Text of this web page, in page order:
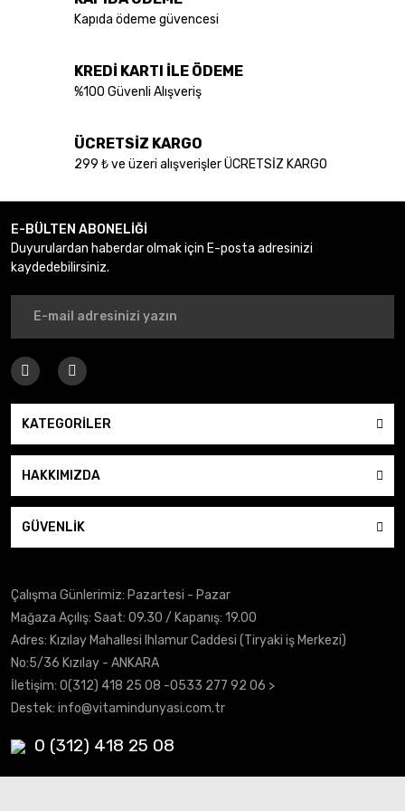
Gönder
Kapıda ödeme güvencesi
KREDİ KARTI İLE ÖDEME
%100 Güvenli Alışveriş
ÜCRETSİZ KARGO
299 ₺ ve üzeri alışverişler ÜCRETSİZ KARGO
E-BÜLTEN ABONELİĞİ
Duyurulardan haberdar olmak için E-posta adresinizi
kaydedebilirsiniz.
KATEGORİLER
HAKKIMIZDA
GÜVENLİK
Çalışma Günlerimiz: Pazartesi - Pazar
Mağaza Açılış: Saat: 09.30 / Kapanış: 19.00
Adres: Kızılay Mahallesi Ihlamur Caddesi (Tiryaki iş Merkezi)
No:5/36 Kızılay - ANKARA
İletişim: 0(312) 418 25 08 -0533 277 92 06 >
Destek: info@vitamindunyasi.com.tr
0 (312) 418 25 08